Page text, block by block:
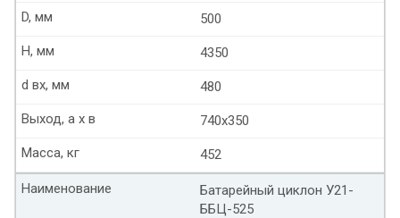
500
D, мм
4350
Н, мм
480
d вх, мм
740х350
Выход, а х в
452
Масса, кг
Батарейный циклон У21-
ББЦ-525
Наименование